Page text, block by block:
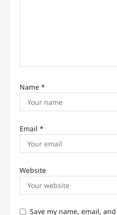
n
Name *
Email *
Website
Save my name, email,